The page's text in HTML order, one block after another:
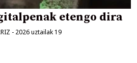
etengo dira
- 2026 uztailak 19